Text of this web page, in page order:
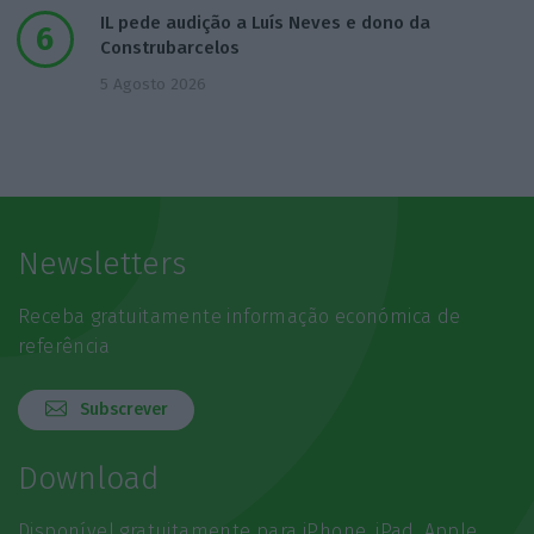
IL pede audição a Luís Neves e dono da
Construbarcelos
5 Agosto 2026
Newsletters
Receba gratuitamente informação económica de
referência
Subscrever
Download